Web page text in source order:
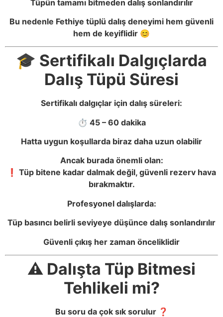
Tüpün tamamı bitmeden dalış sonlandırılır
Bu nedenle Fethiye tüplü dalış deneyimi hem güvenli
hem de keyiflidir 😊
🎓 Sertifikalı Dalgıçlarda
Dalış Tüpü Süresi
Sertifikalı dalgıçlar için dalış süreleri:
⏱️ 45 – 60 dakika
Hatta uygun koşullarda biraz daha uzun olabilir
Ancak burada önemli olan:
❗ Tüp bitene kadar dalmak değil, güvenli rezerv hava
bırakmaktır.
Profesyonel dalışlarda:
Tüp basıncı belirli seviyeye düşünce dalış sonlandırılır
Güvenli çıkış her zaman önceliklidir
⚠️ Dalışta Tüp Bitmesi
Tehlikeli mi?
Bu soru da çok sık sorulur ❓